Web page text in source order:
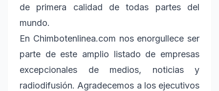
de primera calidad de todas partes del
mundo.
En Chimbotenlinea.com nos enorgullece ser
parte de este amplio listado de empresas
excepcionales de medios, noticias y
radiodifusión. Agradecemos a los ejecutivos